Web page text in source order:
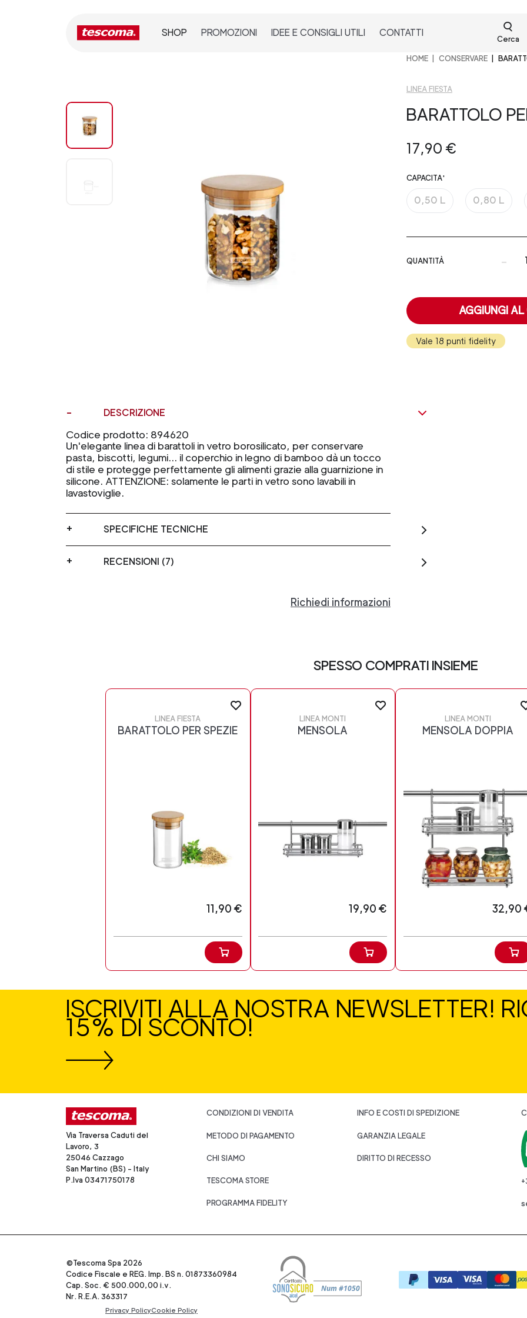
SHOP PROMOZIONI IDEE E CONSIGLI UTILI CONTATTI
Cerca
DESCRIZIONE
Codice prodotto: 894620
Un'elegante linea di barattoli in vetro borosilicato, per conservare
pasta, biscotti, legumi… il coperchio in legno di bamboo dà un tocco
di stile e protegge perfettamente gli alimenti grazie alla guarnizione in
silicone. ATTENZIONE: solamente le parti in vetro sono lavabili in
lavastoviglie.
SPECIFICHE TECNICHE
RECENSIONI (7)
Richiedi informazioni
HOME CONSERVARE
LINEA FIESTA
BARATTOLO
17,90 €
CAPACITA'
0,50 L 0,80 L
QUANTITÀ -
AGGIUNGI AL
Vale 18 punti fidelity
SPESSO COMPRATI INSIEME
LINEA FIESTA
BARATTOLO PER SPEZIE
11,90 €
LINEA MONTI
MENSOLA
19,90 €
LINEA MONTI
MENSOLA DOPPIA
32,90
ISCRIVITI ALLA NOSTRA NEWSLETTER!
15% DI SCONTO!
Via Traversa Caduti del
Lavoro, 3
25046 Cazzago
San Martino (BS) - Italy
P.Iva 03471750178
CONDIZIONI DI VENDITA
METODO DI PAGAMENTO
CHI SIAMO
TESCOMA STORE
PROGRAMMA FIDELITY
INFO E COSTI DI SPEDIZIONE
GARANZIA LEGALE
DIRITTO DI RECESSO
©Tescoma Spa 2026
Codice Fiscale e REG. Imp. BS n. 01873360984
Cap. Soc. € 500.000,00 i.v.
Nr. R.E.A. 363317
Privacy PolicyCookie Policy